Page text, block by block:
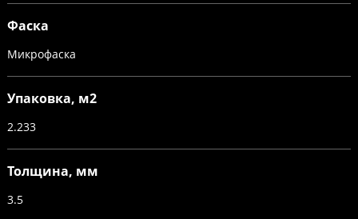
Фаска
Микрофаска
Упаковка, м2
2.233
Толщина, мм
3.5